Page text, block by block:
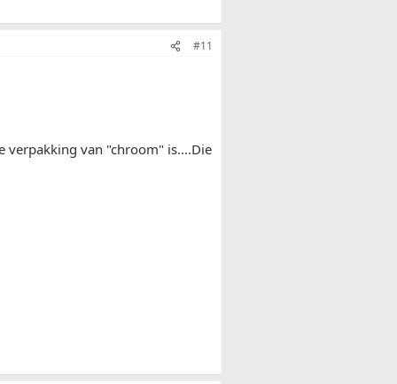
#11
verpakking van "chroom" is....Die